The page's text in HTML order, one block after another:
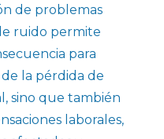
de problemas
ruido permite
para
la pérdida de
sino que también
laborales,